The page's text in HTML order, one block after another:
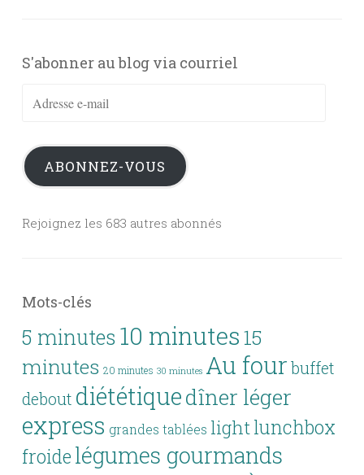
S'abonner au blog via courriel
Adresse
mail
ABONNEZ-VOUS
Rejoignez les 683 autres abonnés
Mots-clés
5 minutes 10 minutes15
minutes 20 minutes 30 minutes Au fourbuffet
debout diététiquedîner léger
express grandes tablées lightlunchbox
froide légumes gourmands